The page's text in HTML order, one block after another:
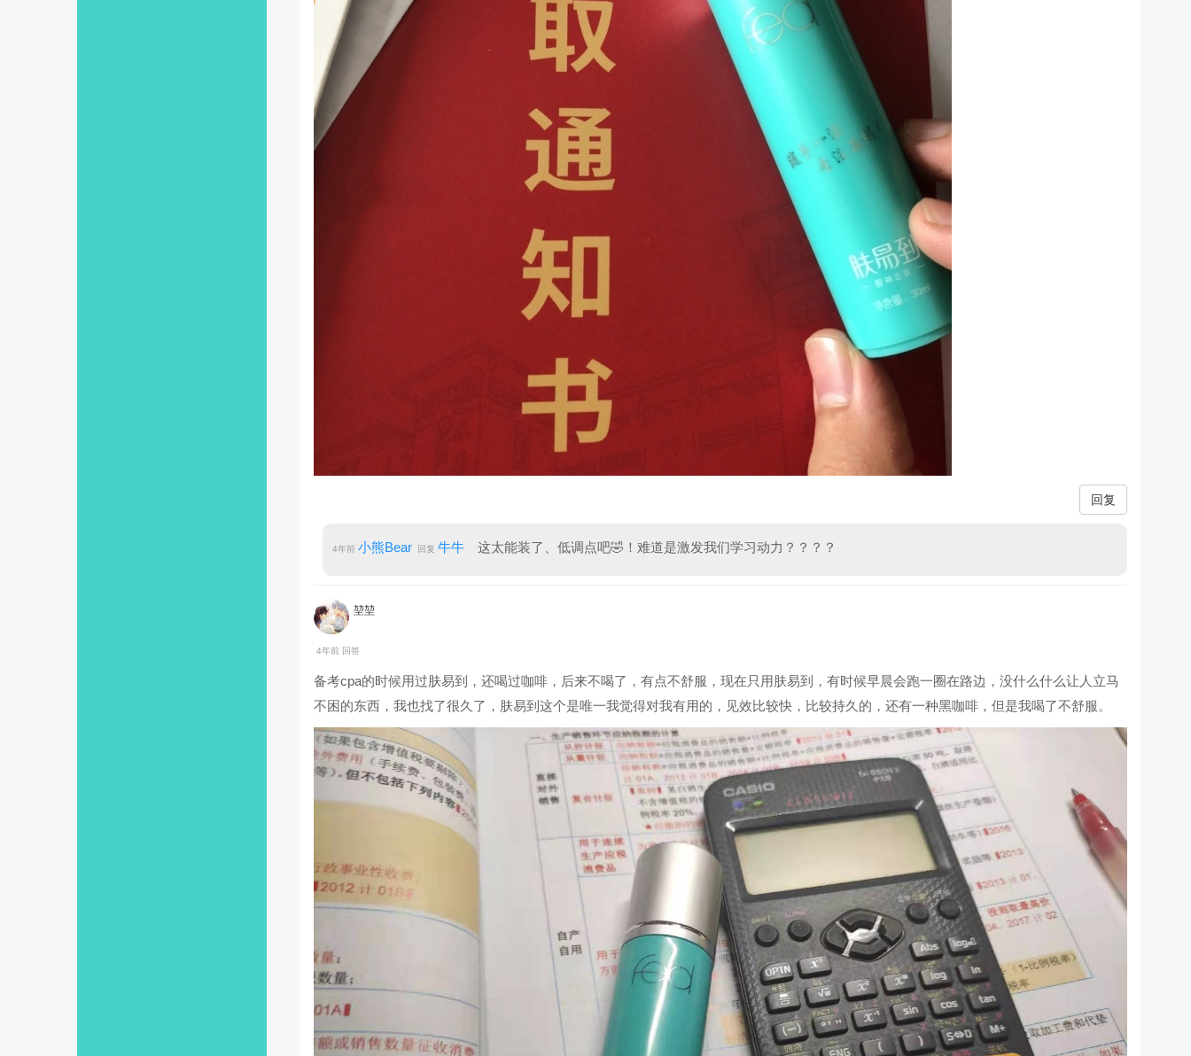
回复
4年前 小熊Bear 回复 牛牛 这太能装了、低调点吧🤣 ！难道是激发我们学习动力？？？？
堃堃
4年前 回答
备考cpa的时候用过肤易到，还喝过咖啡，后来不喝了，有点不舒服，现在只用肤易到，有时候早晨会跑一圈在路边，没什么什么让人立马
不困的东西，我也找了很久了，肤易到这个是唯一我觉得对我有用的，见效比较快，比较持久的，还有一种黑咖啡，但是我喝了不舒服。